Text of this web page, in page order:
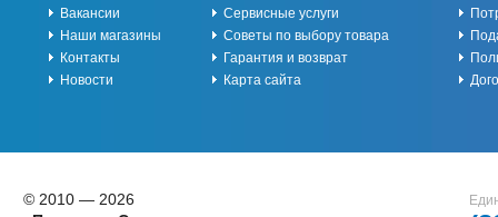
Вакансии
Наши магазины
Контакты
Новости
Сервисные услуги
Советы по выбору товара
Гарантия и возврат
Карта сайта
© 2010 — 2026